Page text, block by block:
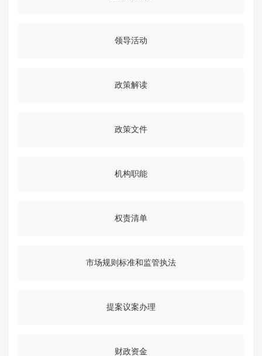
领导活动
政策解读
政策文件
机构职能
权责清单
市场规则标准和监管执法
提案议案办理
财政资金